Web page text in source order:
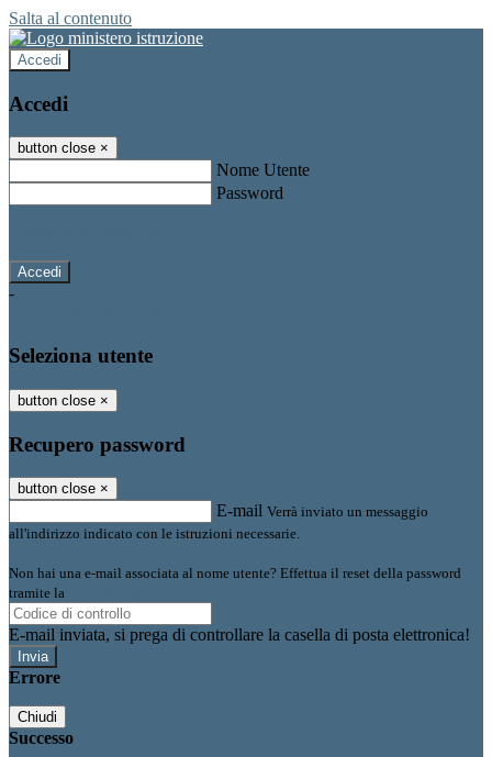
Salta al contenuto
Accedi
Accedi
button close ×
Nome Utente
Password
-
Seleziona utente
button close ×
Recupero password
button close ×
E-mail Verrà inviato un messaggio
all'indirizzo indicato con le istruzioni necessarie.
Non hai una e-mail associata al nome utente? Effettua il reset della password
tramite la
E-mail inviata, si prega di controllare la casella di posta elettronica!
Errore
Chiudi
Successo